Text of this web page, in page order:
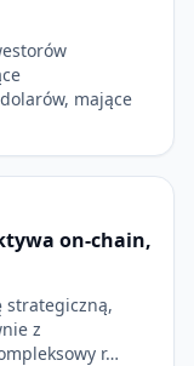
mające
on-chain,
strategiczną,
z
r…